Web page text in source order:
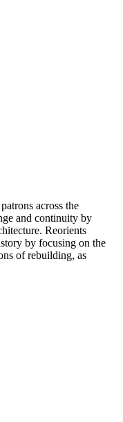
across the
and continuity by
Reorients
by focusing on the
of rebuilding, as